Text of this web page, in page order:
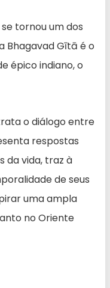
tornou um dos
Bhagavad Gītā é o
épico indiano, o
o diálogo entre
respostas
da vida, traz à
de seus
uma ampla
no Oriente